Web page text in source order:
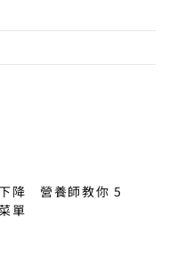
降 營養師教你 5
單